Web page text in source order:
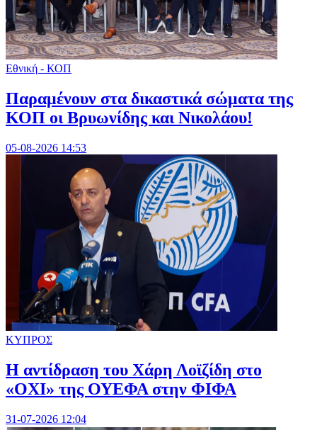
Εθνική - ΚΟΠ
Παραμένουν στα δικαστικά σώματα της
ΚΟΠ οι Βρυωνίδης και Νικολάου!
05-08-2026 14:53
ΚΥΠΡΟΣ
Η αντίδραση του Χάρη Λοϊζίδη στο
«ΟΧΙ» της ΟΥΕΦΑ στην ΦΙΦΑ
31-07-2026 12:04